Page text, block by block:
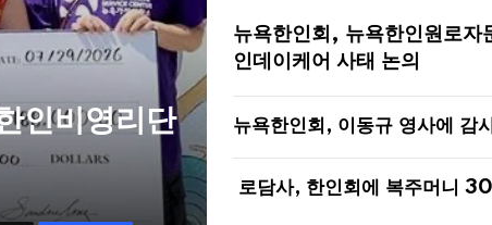
인비영리단
뉴욕한인회, 뉴욕한인원로자
인데이케어 사태 논의
뉴욕한인회, 이동규 영사에 감
로담사, 한인회에 복주머니